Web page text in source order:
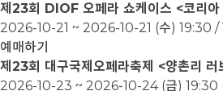
제23회 DIOF 오페라 쇼케이스 <코리아
2026-10-21 ~ 2026-10-21 (수) 19:30 /
예매하기
제23회 대구국제오페라축제 <양촌리 러
2026-10-23 ~ 2026-10-24 (금) 19:30